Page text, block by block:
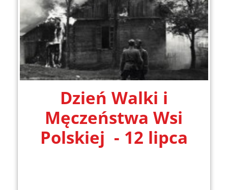
Dzień Walki i
Męczeństwa Wsi
Polskiej - 12 lipca